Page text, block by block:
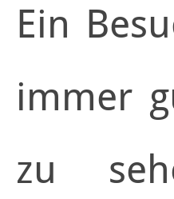
Ein
immer
zu